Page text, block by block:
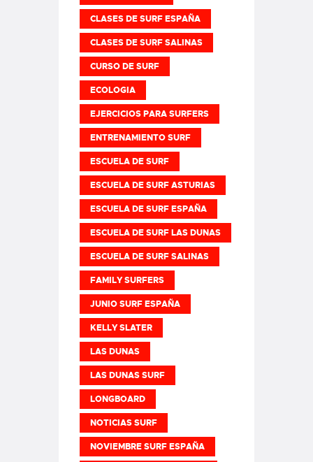
CLASES DE SURF ESPAÑA
CLASES DE SURF SALINAS
CURSO DE SURF
ECOLOGIA
EJERCICIOS PARA SURFERS
ENTRENAMIENTO SURF
ESCUELA DE SURF
ESCUELA DE SURF ASTURIAS
ESCUELA DE SURF ESPAÑA
ESCUELA DE SURF LAS DUNAS
ESCUELA DE SURF SALINAS
FAMILY SURFERS
JUNIO SURF ESPAÑA
KELLY SLATER
LAS DUNAS
LAS DUNAS SURF
LONGBOARD
NOTICIAS SURF
NOVIEMBRE SURF ESPAÑA